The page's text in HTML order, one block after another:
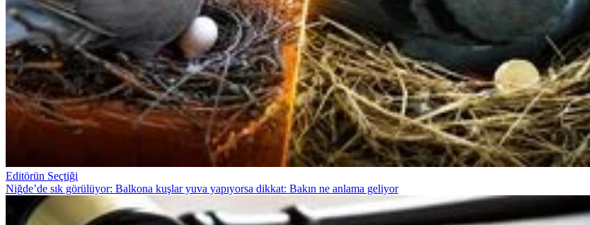
Editörün Seçtiği
Niğde’de sık görülüyor: Balkona kuşlar yuva yapıyorsa dikkat: Bakın ne anlama geliyor